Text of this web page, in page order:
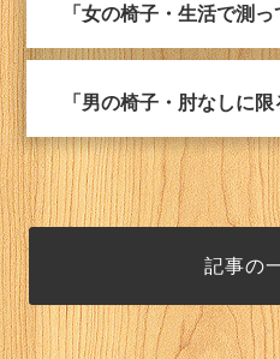
「女の椅子・生活で測っ
「男の椅子・肘なしに限
記事の